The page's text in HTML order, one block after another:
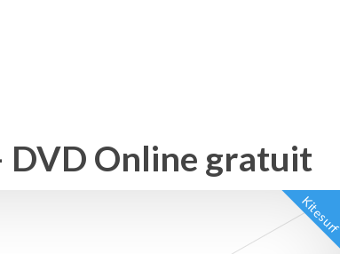
DVD Online gratuit
Kitesurf